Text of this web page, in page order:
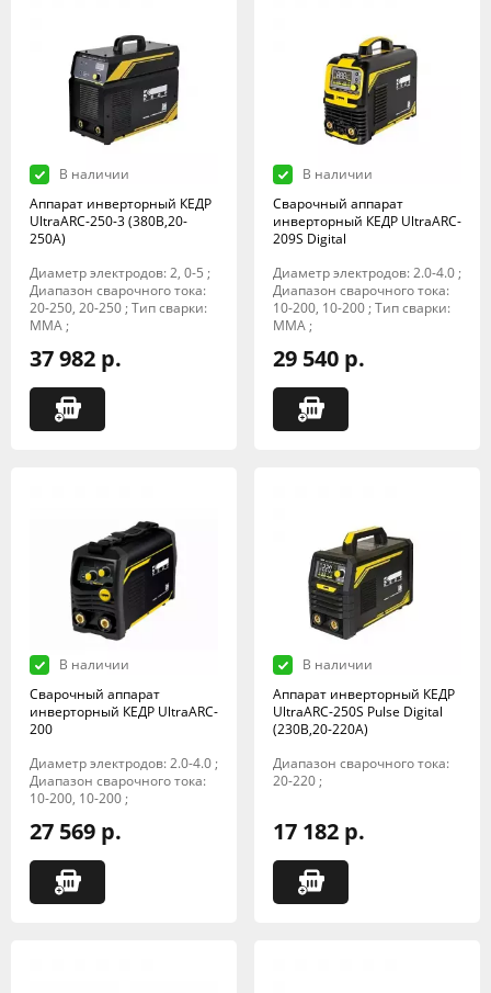
В наличии
Аппарат инверторный КЕДР
UltraARC-250-3 (380В,20-
250А)
Диаметр электродов: 2, 0-5 ;
Диапазон сварочного тока:
20-250, 20-250 ; Тип сварки:
MMA ;
37 982 р.
В наличии
Сварочный аппарат
инверторный КЕДР UltraARC-
209S Digital
Диаметр электродов: 2.0-4.0 ;
Диапазон сварочного тока:
10-200, 10-200 ; Тип сварки:
MMA ;
29 540 р.
В наличии
Сварочный аппарат
инверторный КЕДР UltraARC-
200
Диаметр электродов: 2.0-4.0 ;
Диапазон сварочного тока:
10-200, 10-200 ;
27 569 р.
В наличии
Аппарат инверторный КЕДР
UltraARC-250S Pulse Digital
(230В,20-220А)
Диапазон сварочного тока:
20-220 ;
17 182 р.